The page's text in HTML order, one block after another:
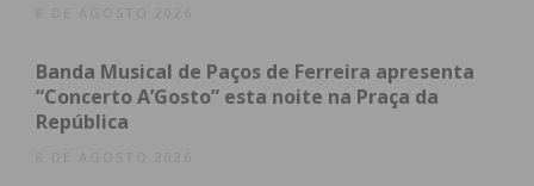
Subscreva a newsletter do
8 DE AGOSTO 2026
Banda Musical de Paços de Ferreira apresenta
“Concerto A’Gosto” esta noite na Praça da
República
8 DE AGOSTO 2026